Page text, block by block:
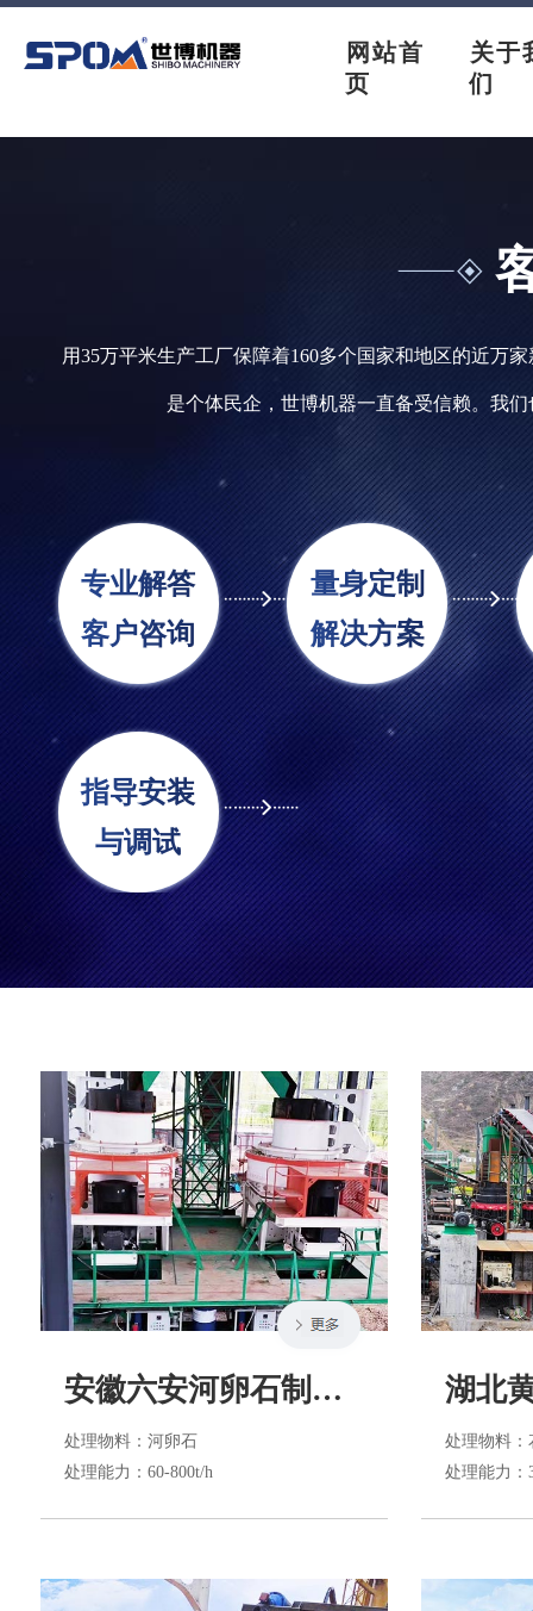
网站首
页
关于
们
用35万平米生产工厂保障着160多个国家和地区的近万
是个体民企，世博机器一直备受信赖。我
专业解答
客户咨询
量身定制
解决方案
指导安装
与调试
安徽六安河卵石制砂生产线
处理物料 ：河卵石
处理能力 ：60-800t/h
处理物料
处理能力